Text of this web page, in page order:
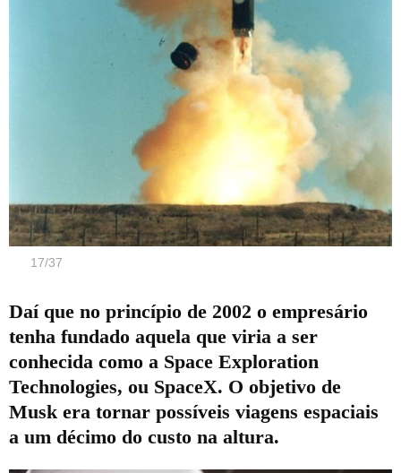
17/37
Daí que no princípio de 2002 o empresário
tenha fundado aquela que viria a ser
conhecida como a Space Exploration
Technologies, ou SpaceX. O objetivo de
Musk era tornar possíveis viagens espaciais
a um décimo do custo na altura.